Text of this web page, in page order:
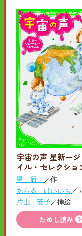
宇宙の声 星新一
イル・セレクショ
星 新一／作
あらゐ けいいち ／
片山 若子／挿絵
ためし読み